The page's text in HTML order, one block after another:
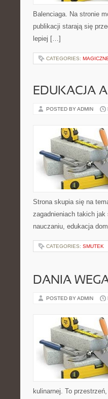
Balenciaga. Na stronie
publikacji starają się
lepiej […]
CATEGORIES:
EDUKACJA
POSTED BY ADMIN
Strona skupia się na
zagadnieniach takich
nauczaniu, edukacja
CATEGORIES: SMUTEK
DANIA
POSTED BY ADMIN
kulinarnej. To